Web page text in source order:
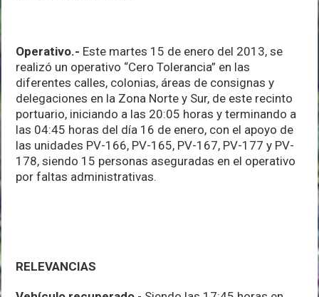
Operativo.- Este martes 15 de enero del 2013, se
realizó un operativo “Cero Tolerancia” en las
diferentes calles, colonias, áreas de consignas y
delegaciones en la Zona Norte y Sur, de este recinto
portuario, iniciando a las 20:05 horas y terminando a
las 04:45 horas del día 16 de enero, con el apoyo de
las unidades PV-166, PV-165, PV-167, PV-177 y PV-
178, siendo 15 personas aseguradas en el operativo
por faltas administrativas.
RELEVANCIAS